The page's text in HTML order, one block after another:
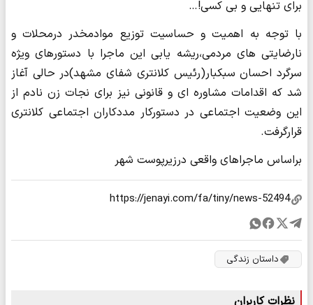
برای تنهایی و بی کسی!…
با توجه به اهمیت و حساسیت توزیع موادمخدر درمحلات و
نارضایتی های مردمی،ریشه یابی این ماجرا با دستورهای ویژه
سرگرد احسان سبکبار(رئیس کلانتری شفای مشهد)در حالی آغاز
شد که اقدامات مشاوره ای و قانونی نیز برای نجات زن نادم از
این وضعیت اجتماعی در دستورکار مددکاران اجتماعی کلانتری
قرارگرفت.
براساس ماجراهای واقعی درزیرپوست شهر
داستان زندگی